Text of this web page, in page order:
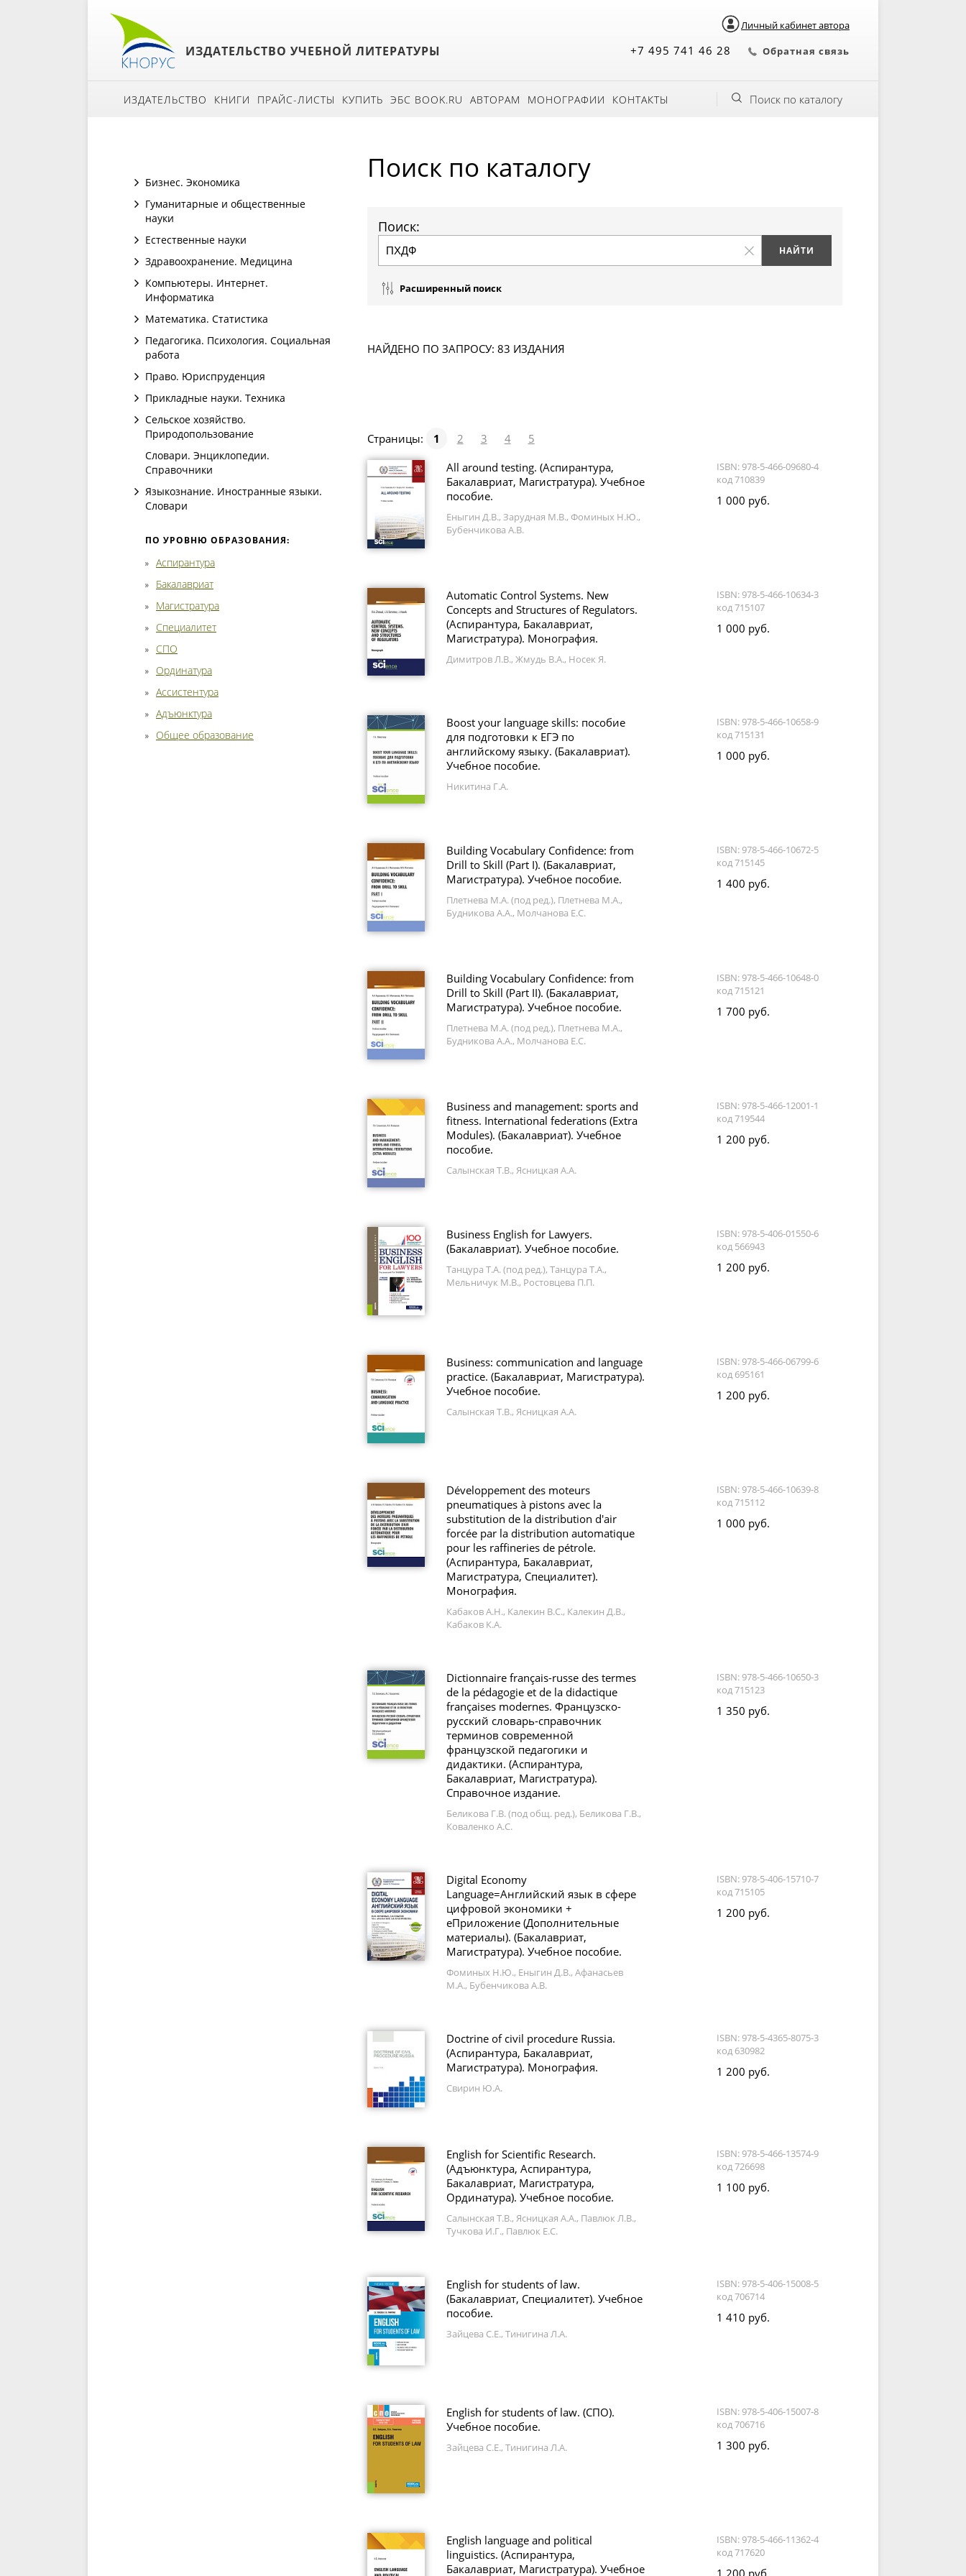
Личный кабинет автора
ИЗДАТЕЛЬСТВО УЧЕБНОЙ ЛИТЕРАТУРЫ +7 495 741 46 28 Обратная связь
ИЗДАТЕЛЬСТВО КНИГИ ПРАЙС-ЛИСТЫ КУПИТЬ ЭБС BOOK.RU АВТОРАМ МОНОГРАФИИ КОНТАКТЫ Поиск по каталогу
Бизнес. Экономика
Гуманитарные и общественные
науки
Естественные науки
Здравоохранение. Медицина
Компьютеры. Интернет.
Информатика
Математика. Статистика
Педагогика. Психология. Социальная
работа
Право. Юриспруденция
Прикладные науки. Техника
Сельское хозяйство.
Природопользование
Словари. Энциклопедии.
Справочники
Языкознание. Иностранные языки.
Словари
ПО УРОВНЮ ОБРАЗОВАНИЯ:
Аспирантура
Бакалавриат
Магистратура
Специалитет
СПО
Ординатура
Ассистентура
Адъюнктура
Общее образование
Поиск по каталогу
Поиск:
Расширенный поиск
НАЙДЕНО ПО ЗАПРОСУ: 83 ИЗДАНИЯ
Страницы: 1 2 3 4
5
All around testing. (Аспирантура,
Бакалавриат, Магистратура). Учебное
пособие.
Еныгин Д.В., Зарудная М.В., Фоминых Н.Ю.,
Бубенчикова А.В.
ISBN: 978-5-466-09680-4
код 710839
1 000 руб.
Automatic Control Systems. New
Concepts and Structures of Regulators.
(Аспирантура, Бакалавриат,
Магистратура). Монография.
Димитров Л.В., Жмудь В.А., Носек Я.
ISBN: 978-5-466-10634-3
код 715107
1 000 руб.
Boost your language skills: пособие
для подготовки к ЕГЭ по
английскому языку. (Бакалавриат).
Учебное пособие.
Никитина Г.А.
ISBN: 978-5-466-10658-9
код 715131
1 000 руб.
Building Vocabulary Confidence: from
Drill to Skill (Part I). (Бакалавриат,
Магистратура). Учебное пособие.
Плетнева М.А. (под ред.), Плетнева М.А.,
Будникова А.А., Молчанова Е.С.
ISBN: 978-5-466-10672-5
код 715145
1 400 руб.
Building Vocabulary Confidence: from
Drill to Skill (Part II). (Бакалавриат,
Магистратура). Учебное пособие.
Плетнева М.А. (под ред.), Плетнева М.А.,
Будникова А.А., Молчанова Е.С.
ISBN: 978-5-466-10648-0
код 715121
1 700 руб.
Business and management: sports and
fitness. International federations (Extra
Modules). (Бакалавриат). Учебное
пособие.
Салынская Т.В., Ясницкая А.А.
ISBN: 978-5-466-12001-1
код 719544
1 200 руб.
Business English for Lawyers.
(Бакалавриат). Учебное пособие.
Танцура Т.А. (под ред.), Танцура Т.А.,
Мельничук М.В., Ростовцева П.П.
ISBN: 978-5-406-01550-6
код 566943
1 200 руб.
Business: communication and language
practice. (Бакалавриат, Магистратура).
Учебное пособие.
Салынская Т.В., Ясницкая А.А.
ISBN: 978-5-466-06799-6
код 695161
1 200 руб.
Développement des moteurs
pneumatiques à pistons avec la
substitution de la distribution d'air
forcée par la distribution automatique
pour les raffineries de pétrole.
(Аспирантура, Бакалавриат,
Магистратура, Специалитет).
Монография.
Кабаков А.Н., Калекин В.С., Калекин Д.В.,
Кабаков К.А.
ISBN: 978-5-466-10639-8
код 715112
1 000 руб.
Dictionnaire français-russe des termes
de la pédagogie et de la didactique
françaises modernes. Французско-
русский словарь-справочник
терминов современной
французской педагогики и
дидактики. (Аспирантура,
Бакалавриат, Магистратура).
Справочное издание.
Беликова Г.В. (под общ. ред.), Беликова Г.В.,
Коваленко А.С.
ISBN: 978-5-466-10650-3
код 715123
1 350 руб.
Digital Economy
Language=Английский язык в сфере
цифровой экономики +
еПриложение (Дополнительные
материалы). (Бакалавриат,
Магистратура). Учебное пособие.
Фоминых Н.Ю., Еныгин Д.В., Афанасьев
М.А., Бубенчикова А.В.
ISBN: 978-5-406-15710-7
код 715105
1 200 руб.
Doctrine of civil procedure Russia.
(Аспирантура, Бакалавриат,
Магистратура). Монография.
Свирин Ю.А.
ISBN: 978-5-4365-8075-3
код 630982
1 200 руб.
English for Scientific Research.
(Адъюнктура, Аспирантура,
Бакалавриат, Магистратура,
Ординатура). Учебное пособие.
Салынская Т.В., Ясницкая А.А., Павлюк Л.В.,
Тучкова И.Г., Павлюк Е.С.
ISBN: 978-5-466-13574-9
код 726698
1 100 руб.
English for students of law.
(Бакалавриат, Специалитет). Учебное
пособие.
Зайцева С.Е., Тинигина Л.А.
ISBN: 978-5-406-15008-5
код 706714
1 410 руб.
English for students of law. (СПО).
Учебное пособие.
Зайцева С.Е., Тинигина Л.А.
ISBN: 978-5-406-15007-8
код 706716
1 300 руб.
English language and political
linguistics. (Аспирантура,
Бакалавриат, Магистратура). Учебное
ISBN: 978-5-466-11362-4
код 717620
1 200 руб.